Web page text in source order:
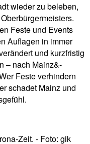
wieder zu beleben,
Feste und Events
Auflagen in immer
und kurzfristig
– nach Mainz&-
Feste verhindern
schadet Mainz und